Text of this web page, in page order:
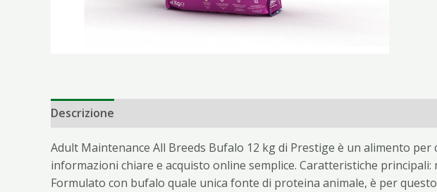
Descrizione
Adult Maintenance All Breeds Bufalo 12 kg di Prestige è un alimento
informazioni chiare e acquisto online semplice. Caratteristiche
Formulato con bufalo quale unica fonte di proteina animale, è per